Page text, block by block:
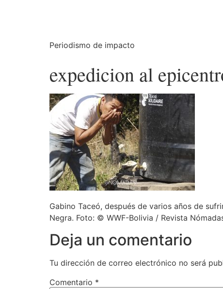
Periodismo de impacto
expedicion al
Gabino Taceó, después de varios años de
Negra. Foto: © WWF-Bolivia / Revista
Deja un comentario
Tu dirección de correo electrónico no será
Comentario *